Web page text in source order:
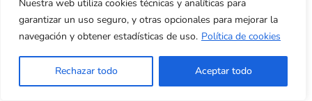
Nuestra web utiliza cookies técnicas y analíticas para
garantizar un uso seguro, y otras opcionales para mejorar la
navegación y obtener estadísticas de uso. Política de cookies
Rechazar todo Aceptar todo